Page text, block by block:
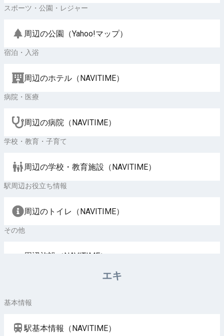
スポーツ・公園・レジャー
周辺の公園（Yahoo!マップ）
宿泊・入浴
周辺のホテル（NAVITIME）
病院・医療
周辺の病院（NAVITIME）
学校・教育・子育て
周辺の学校・教育施設（NAVITIME）
駅周辺お役立ち情報
周辺のトイレ（NAVITIME）
その他
周辺施設（NAVITIME）
エキ
基本情報
駅基本情報（NAVITIME）